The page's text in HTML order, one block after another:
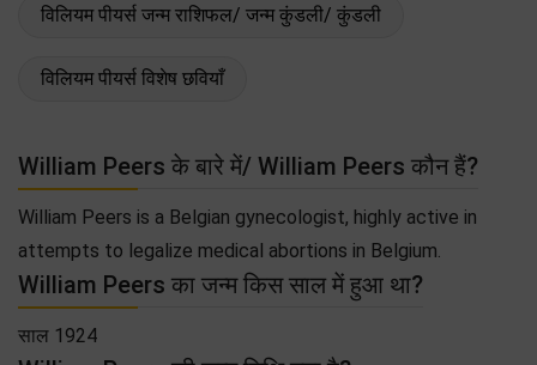
विलियम पीयर्स जन्म राशिफल/ जन्म कुंडली/ कुंडली
विलियम पीयर्स विशेष छवियाँ
William Peers के बारे में/ William Peers कौन हैं?
William Peers is a Belgian gynecologist, highly active in
attempts to legalize medical abortions in Belgium.
William Peers का जन्म किस साल में हुआ था?
साल 1924